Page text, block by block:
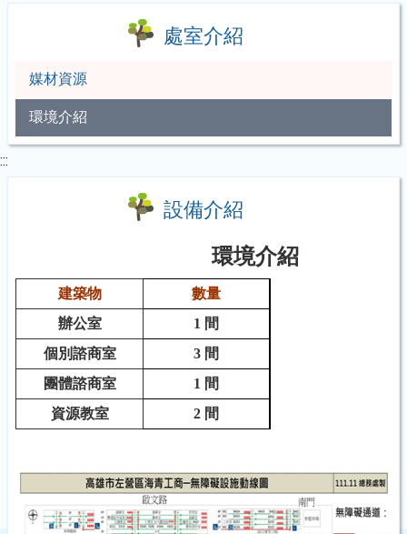
處室介紹
媒材資源
環境介紹
:::
設備介紹
環境介紹
建築物
數量
辦公室
1 間
個別諮商室
3 間
團體諮商室
1 間
資源教室
2 間